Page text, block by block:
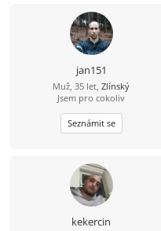
provaz a měli spolu pořád na sebe
dost času. Dej mi vědět, Zda-li tě můj
inzerát zaujal. Klidně mi napiš na
Whatsapp, číslo ti milerád dám.
Napiš na 734116792,hned odepisuji.
jan151
Muž, 35 let, Zlínský
Jsem pro cokoliv
Seznámit se
kekercin